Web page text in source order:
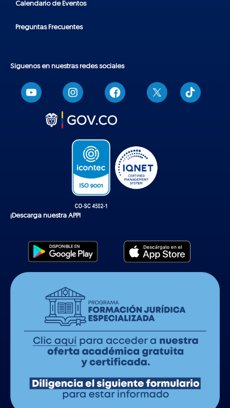
Calendario de Eventos
Preguntas Frecuentes
Síguenos en nuestras redes sociales
T
i
k
¡Descarga nuestra APP!